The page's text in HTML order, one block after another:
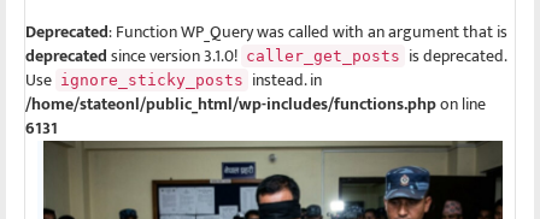
Deprecated: Function WP_Query was called with an argument that is
deprecatedsince version 3.1.0! caller_get_posts is deprecated.
Use ignore_sticky_posts instead. in
/home/stateonl/public_html/wp-includes/functions.phpon line
6131